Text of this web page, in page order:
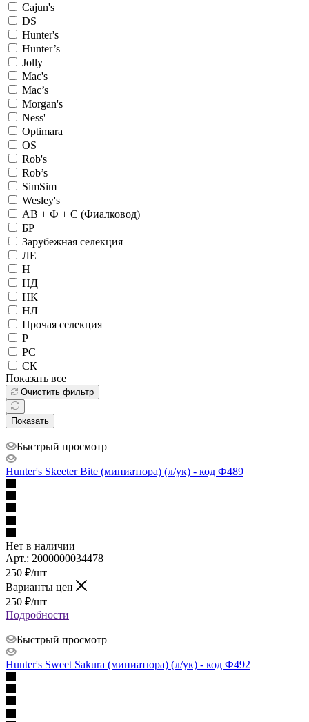
Cajun's
DS
Hunter's
Hunter’s
Jolly
Mac's
Mac’s
Morgan's
Ness'
Optimara
OS
Rob's
Rob’s
SimSim
Wesley's
АВ + Ф + С (Фиалковод)
БР
Зарубежная селекция
ЛЕ
Н
НД
НК
НЛ
Прочая селекция
Р
РС
СК
Показать все
Очистить фильтр
Показать
Быстрый просмотр
Hunter's Skeeter Bite (миниатюра) (л/ук) - код Ф489
Нет в наличии
Арт.: 2000000034478
250 ₽/шт
Варианты цен
250 ₽/шт
Подробности
Быстрый просмотр
Hunter's Sweet Sakura (миниатюра) (л/ук) - код Ф492